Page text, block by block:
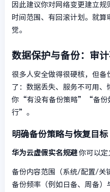
因此建议你对网络变更建立
时间范围、有回滚计划。就
觉。
数据保护与备份：审
很多人安全做得很硬核，但备
了：数据丢失、服务不可用、
你“有没有备份策略”“备份
行”。
明确备份策略与恢复目标
华为云虚假实名规避 你可以定
备份内容范围（系统/配置/关
备份频率（例如日备、周备）